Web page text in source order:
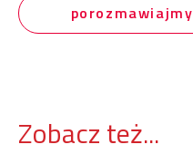
porozmawiajmy
Zobacz też...